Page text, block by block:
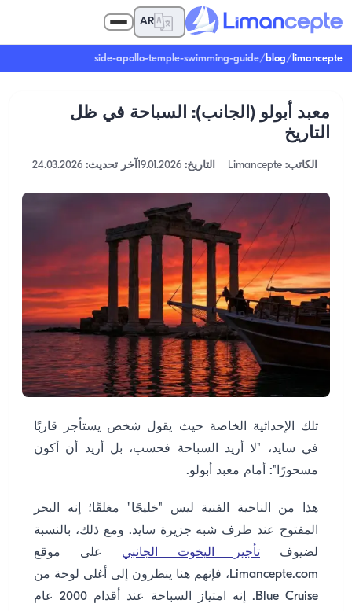
AR
limancepte
/
blog
/
side-apollo-temple-swimming-guide
معبد أبولو (الجانب): السباحة في ظل
التاريخ
الكاتب: التاريخ: 19.01.2026آخر تحديث: 24.03.2026
تلك الإحداثية الخاصة حيث يقول شخص يستأجر قاربًا
في سايد، "لا أريد السباحة فحسب، بل أريد أن أكون
مسحورًا": أمام معبد أبولو.
هذا من الناحية الفنية ليس "خليجًا" مغلقًا؛ إنه البحر
المفتوح عند طرف شبه جزيرة سايد. ومع ذلك، بالنسبة
لضيوف تأجير اليخوت الجانبي على موقع
Limancepte.com، فإنهم هنا ينظرون إلى أغلى لوحة من
Blue Cruise. إنه امتياز السباحة عند أقدام 2000 عام